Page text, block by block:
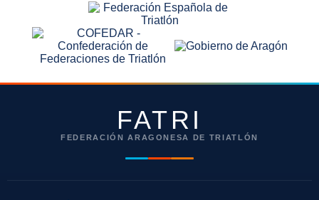
FATRI
FEDERACIÓN ARAGONESA DE TRIATLÓN